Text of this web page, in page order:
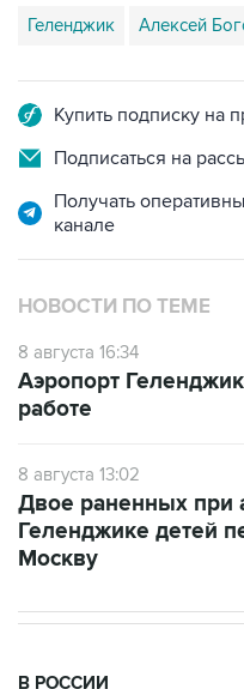
Геленджик Алексей
Купить подписку на
Подписаться на
Получать
канале
НОВОСТИ ПО ТЕМЕ
8 августа 16:34
Аэропорт
работе
8 августа 13:02
Двое раненных при
Геленджике детей
Москву
В РОССИИ